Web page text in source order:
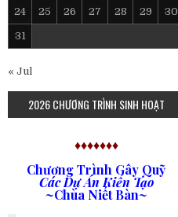
24 25 26 27 28 29 30
31
« Jul
2026 CHƯƠNG TRÌNH SINH HOẠT
♦♦♦♦♦♦♦
Chương Trình Gây Quỹ
Các Dự Án Kiến Tạo
~Chùa Niết Bàn~